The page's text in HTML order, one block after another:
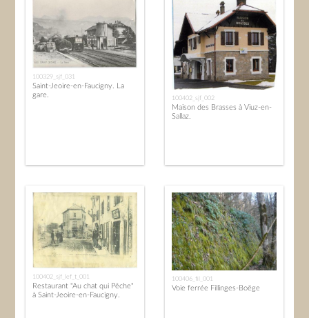
100329_sjf_031
Saint-Jeoire-en-Faucigny. La
gare.
100402_sjf_002
Maison des Brasses à Viuz-en-
Sallaz.
100402_sjf_lef_t_001
Restaurant "Au chat qui Pêche"
à Saint-Jeoire-en-Faucigny.
100406_fil_001
Voie ferrée Fillinges-Boëge